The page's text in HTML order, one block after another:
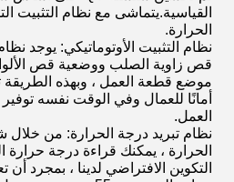
القياسية.يتماشى مع نظام التثبيت
الحرارة.
نظام التثبيت الأوتوماتيكي: يوجد
قص زاوية الصلب ووضعية قص
موضع قطعة العمل ، وبهذه الطريقة
أمانًا للعمال وفي الوقت نفسه
العمل.
نظام تبريد درجة الحرارة: من
التكوين الافتراضي لدينا ، بمجرد أن